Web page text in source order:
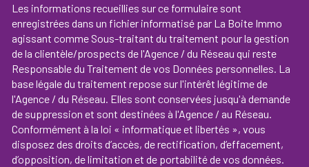
Les informations recueillies sur ce formulaire sont
enregistrées dans un fichier informatisé par La Boite Immo
agissant comme Sous-traitant du traitement pour la gestion
de la clientèle/prospects de l'Agence / du Réseau qui reste
Responsable du Traitement de vos Données personnelles. La
base légale du traitement repose sur l'intérêt légitime de
l'Agence / du Réseau. Elles sont conservées jusqu'à demande
de suppression et sont destinées à l'Agence / au Réseau.
Conformément à la loi « informatique et libertés », vous
disposez des droits d’accès, de rectification, d’effacement,
d’opposition, de limitation et de portabilité de vos données.